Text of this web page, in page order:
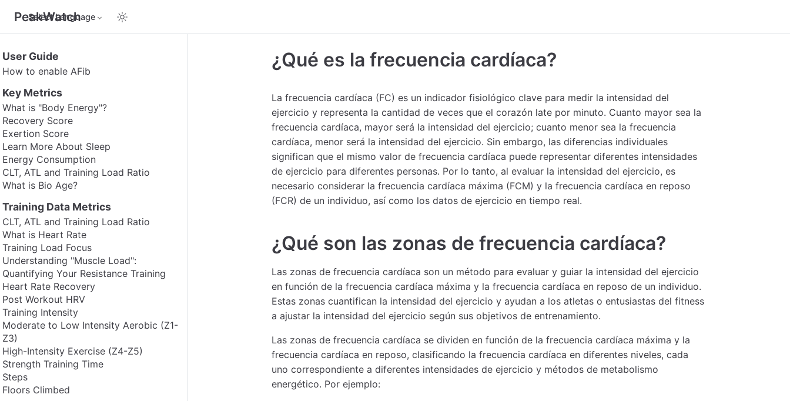
PeakWatch
Select Language
User Guide
How to enable AFib
Key Metrics
What is "Body Energy"?
Recovery Score
Exertion Score
Learn More About Sleep
Energy Consumption
CLT, ATL and Training Load Ratio
What is Bio Age?
Training Data Metrics
CLT, ATL and Training Load Ratio
What is Heart Rate
Training Load Focus
Understanding "Muscle Load":
Quantifying Your Resistance Training
Heart Rate Recovery
Post Workout HRV
Training Intensity
Moderate to Low Intensity Aerobic (Z1-
Z3)
High-Intensity Exercise (Z4-Z5)
Strength Training Time
Steps
Floors Climbed
¿Qué es la frecuencia cardíaca?
La frecuencia cardíaca (FC) es un indicador fisiológico clave para medir la intensidad del
ejercicio y representa la cantidad de veces que el corazón late por minuto. Cuanto mayor sea la
frecuencia cardíaca, mayor será la intensidad del ejercicio; cuanto menor sea la frecuencia
cardíaca, menor será la intensidad del ejercicio. Sin embargo, las diferencias individuales
significan que el mismo valor de frecuencia cardíaca puede representar diferentes intensidades
de ejercicio para diferentes personas. Por lo tanto, al evaluar la intensidad del ejercicio, es
necesario considerar la frecuencia cardíaca máxima (FCM) y la frecuencia cardíaca en reposo
(FCR) de un individuo, así como los datos de ejercicio en tiempo real.
¿Qué son las zonas de frecuencia cardíaca?
Las zonas de frecuencia cardíaca son un método para evaluar y guiar la intensidad del ejercicio
en función de la frecuencia cardíaca máxima y la frecuencia cardíaca en reposo de un individuo.
Estas zonas cuantifican la intensidad del ejercicio y ayudan a los atletas o entusiastas del fitness
a ajustar la intensidad del ejercicio según sus objetivos de entrenamiento.
Las zonas de frecuencia cardíaca se dividen en función de la frecuencia cardíaca máxima y la
frecuencia cardíaca en reposo, clasificando la frecuencia cardíaca en diferentes niveles, cada
uno correspondiente a diferentes intensidades de ejercicio y métodos de metabolismo
energético. Por ejemplo: